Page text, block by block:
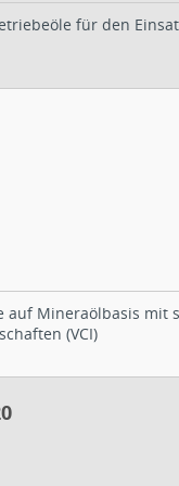
für den
auf Mineraölbasis mit
(VCI)